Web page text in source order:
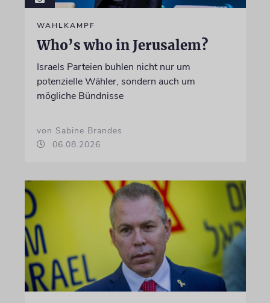
WAHLKAMPF
Who’s who in Jerusalem?
Israels Parteien buhlen nicht nur um
potenzielle Wähler, sondern auch um
mögliche Bündnisse
von Sabine Brandes
06.08.2026